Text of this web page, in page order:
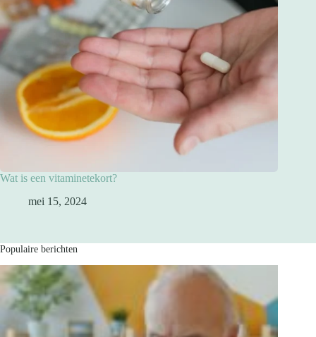
Wat is een vitaminetekort?
mei 15, 2024
Populaire berichten